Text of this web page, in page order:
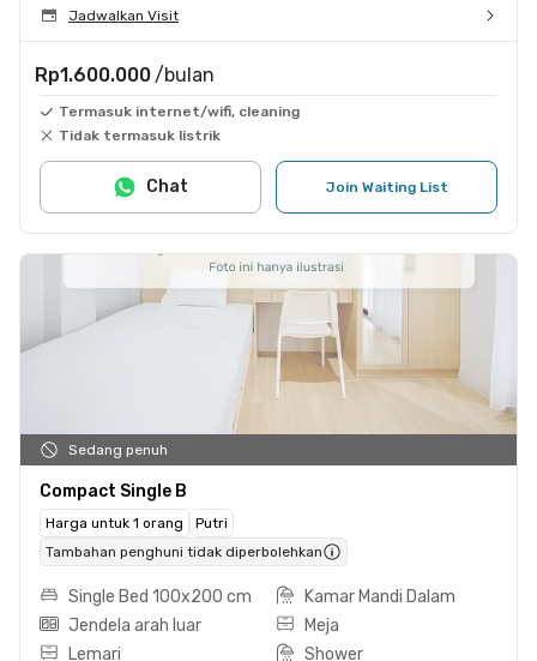
Jadwalkan Visit
Rp1.600.000 /bulan
Termasuk internet/wifi, cleaning
Tidak termasuk listrik
Join Waiting List
Chat
Sedang penuh
Compact Single B
Harga untuk 1 orang
Putri
Tambahan penghuni tidak diperbolehkan
Single Bed 100x200 cm
Kamar Mandi Dalam
Jendela arah luar
Meja
Lemari
Shower